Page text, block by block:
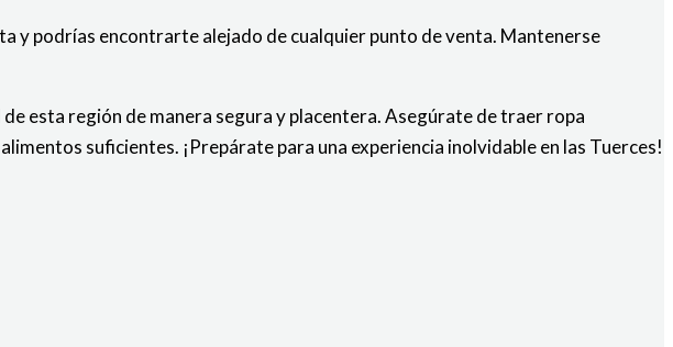
y podrías encontrarte alejado de cualquier punto de venta. Mantenerse
esta región de manera segura y placentera. Asegúrate de traer ropa
suficientes. ¡Prepárate para una experiencia inolvidable en las Tuerces!